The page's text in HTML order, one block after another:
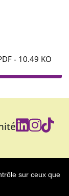
sur ceux que
- 10.49 KO